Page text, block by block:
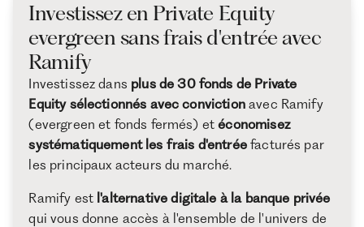
Investissez en Private Equity
evergreen sans frais d'entrée avec
Ramify
Investissez dans plus de 30 fonds de Private
Equity sélectionnés avec convictionavec Ramify
(evergreen et fonds fermés) etéconomisez
systématiquement les frais d'entréefacturés par
les principaux acteurs du marché.
Ramify est l'alternative digitale à la banque privée
qui vous donne accès à l'ensemble de l'univers de